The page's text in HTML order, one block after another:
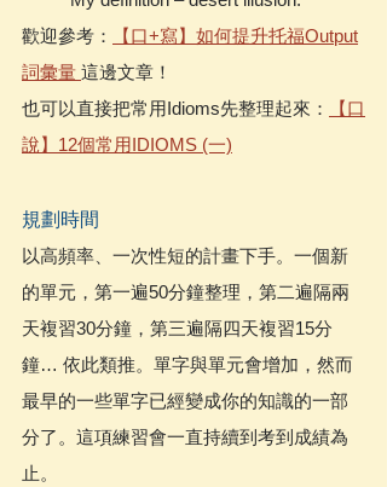
歡迎參考：
【口+寫】如何提升托福Output
詞彙量 這邊文章！
也可以直接把常用Idioms先整理起來：
【口
說】12個常用IDIOMS (一)
規劃時間
以高頻率、一次性短的計畫下手。一個新
的單元，第一遍50分鐘整理，第二遍隔兩
天複習30分鐘，第三遍隔四天複習15分
鐘… 依此類推。單字與單元會增加，然而
最早的一些單字已經變成你的知識的一部
分了。這項練習會一直持續到考到成績為
止。